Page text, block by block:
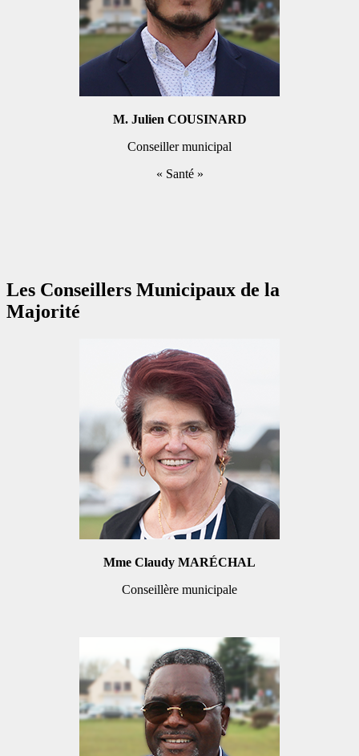
M. Julien COUSINARD
Conseiller municipal
« Santé »
Les Conseillers Municipaux de la
Majorité
Mme Claudy MARÉCHAL
Conseillère municipale